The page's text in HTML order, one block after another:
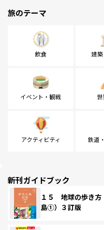
旅のテーマ
飲食 建築
イベント・観戦 世
アクティビティ 鉄道
新刊ガイドブック
１５ 地球の歩き
島①）３訂版